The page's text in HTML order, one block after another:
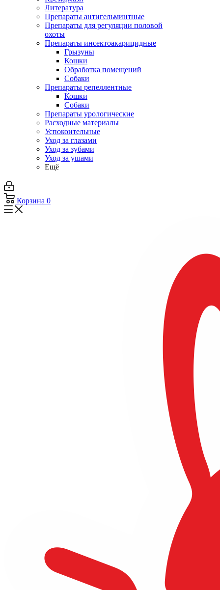
Литература
Препараты антигельминтные
Препараты для регуляции половой
охоты
Препараты инсектоакарицидные
Грызуны
Кошки
Обработка помещений
Собаки
Препараты репеллентные
Кошки
Собаки
Препараты урологические
Расходные материалы
Успокоительные
Уход за глазами
Уход за зубами
Уход за ушами
Ещё
Корзина 0